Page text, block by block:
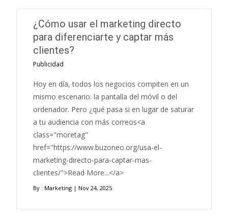
¿Cómo usar el marketing directo
para diferenciarte y captar más
clientes?
Publicidad
Hoy en día, todos los negocios compiten en un
mismo escenario: la pantalla del móvil o del
ordenador. Pero ¿qué pasa si en lugar de saturar
a tu audiencia con más correos<a
class="moretag"
href="https://www.buzoneo.org/usa-el-
marketing-directo-para-captar-mas-
clientes/">Read More...</a>
By : Marketing | Nov 24, 2025